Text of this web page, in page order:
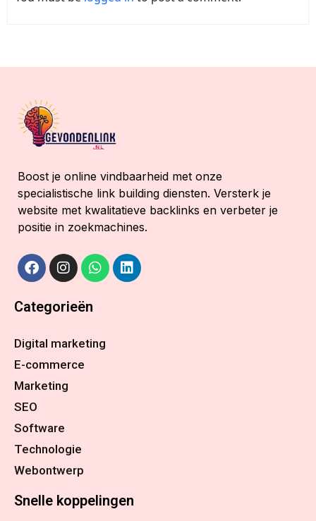
Boost je online vindbaarheid met onze
specialistische link building diensten. Versterk je
website met kwalitatieve backlinks en verbeter je
positie in zoekmachines.
Categorieën
Digital marketing
E-commerce
Marketing
SEO
Software
Technologie
Webontwerp
Snelle koppelingen